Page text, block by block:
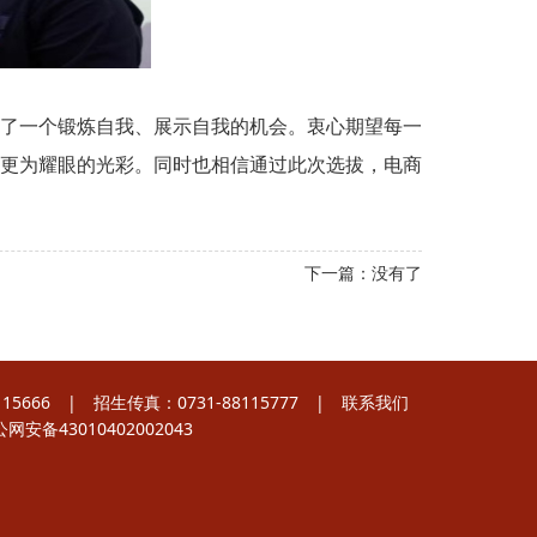
个锻炼自我、展示自我的机会。衷心期望每一
为耀眼的光彩。同时也相信通过此次选拔，电商
下一篇：没有了
| 招生传真：0731-88115777 | 联系我们
网安备43010402002043